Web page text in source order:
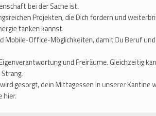
bei der Sache ist.
Projekten, die Dich fordern und
tanken kannst.
Mobile-Office-Möglichkeiten, damit Du Beruf
und Freiräume. Gleichzeitig
gesorgt, dein Mittagessen in unserer
hier.